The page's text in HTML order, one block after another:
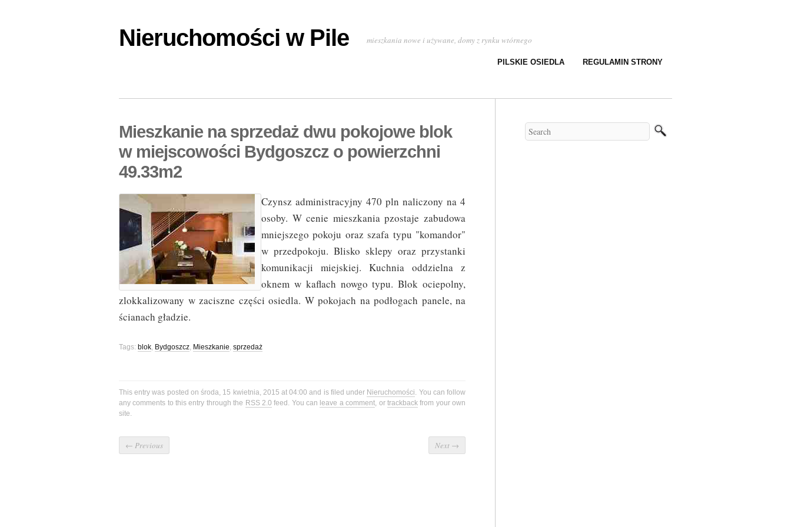
Nieruchomości w Pile mieszkania nowe i używane, domy z rynku wtórnego
PILSKIE OSIEDLA REGULAMIN STRONY
Mieszkanie na sprzedaż dwu pokojowe blok
w miejscowości Bydgoszcz o powierzchni
49.33m2
Czynsz administracyjny 470 pln naliczony na 4
osoby. W cenie mieszkania pzostaje zabudowa
mniejszego pokoju oraz szafa typu "komandor"
w przedpokoju. Blisko sklepy oraz przystanki
komunikacji miejskiej. Kuchnia oddzielna z
oknem w kaflach nowgo typu. Blok ociepolny,
zlokkalizowany w zaciszne części osiedla. W pokojach na podłogach panele, na
ścianach gładzie.
Tags: blok, Bydgoszcz, Mieszkanie, sprzedaż
This entry was posted on środa, 15 kwietnia, 2015 at 04:00 and is filed under Nieruchomości. You can follow
any comments to this entry through the RSS 2.0 feed. You can leave a comment, or trackbackfrom your own
site.
← Previous Next →